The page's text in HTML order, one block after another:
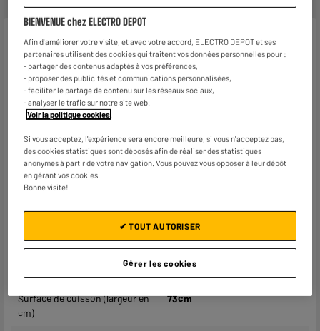
Caractéristiques
Marque VALBERG
Source d'énergie du BBQ Butane, Propane
Posable / Encastrable
Type d'utilisation Extérieur
Nombre de personne(s) 12
Oui
Nombre de foyers 4
Surface de cuisson (largeur en
cm)
73cm
BIENVENUE chez ELECTRO DEPOT
Afin d'améliorer votre visite, et avec votre accord, ELECTRO DEPOT et ses
partenaires utilisent des cookies qui traitent vos données personnelles pour :
- partager des contenus adaptés à vos préférences,
- proposer des publicités et communications personnalisées,
- faciliter le partage de contenu sur les réseaux sociaux,
- analyser le trafic sur notre site web.
Voir la politique cookies.
Si vous acceptez, l'expérience sera encore meilleure, si vous n'acceptez pas,
des cookies statistiques sont déposés afin de réaliser des statistiques
anonymes à partir de votre navigation. Vous pouvez vous opposer à leur dépôt
en gérant vos cookies.
Bonne visite!
Gérer les cookies
✔ TOUT AUTORISER